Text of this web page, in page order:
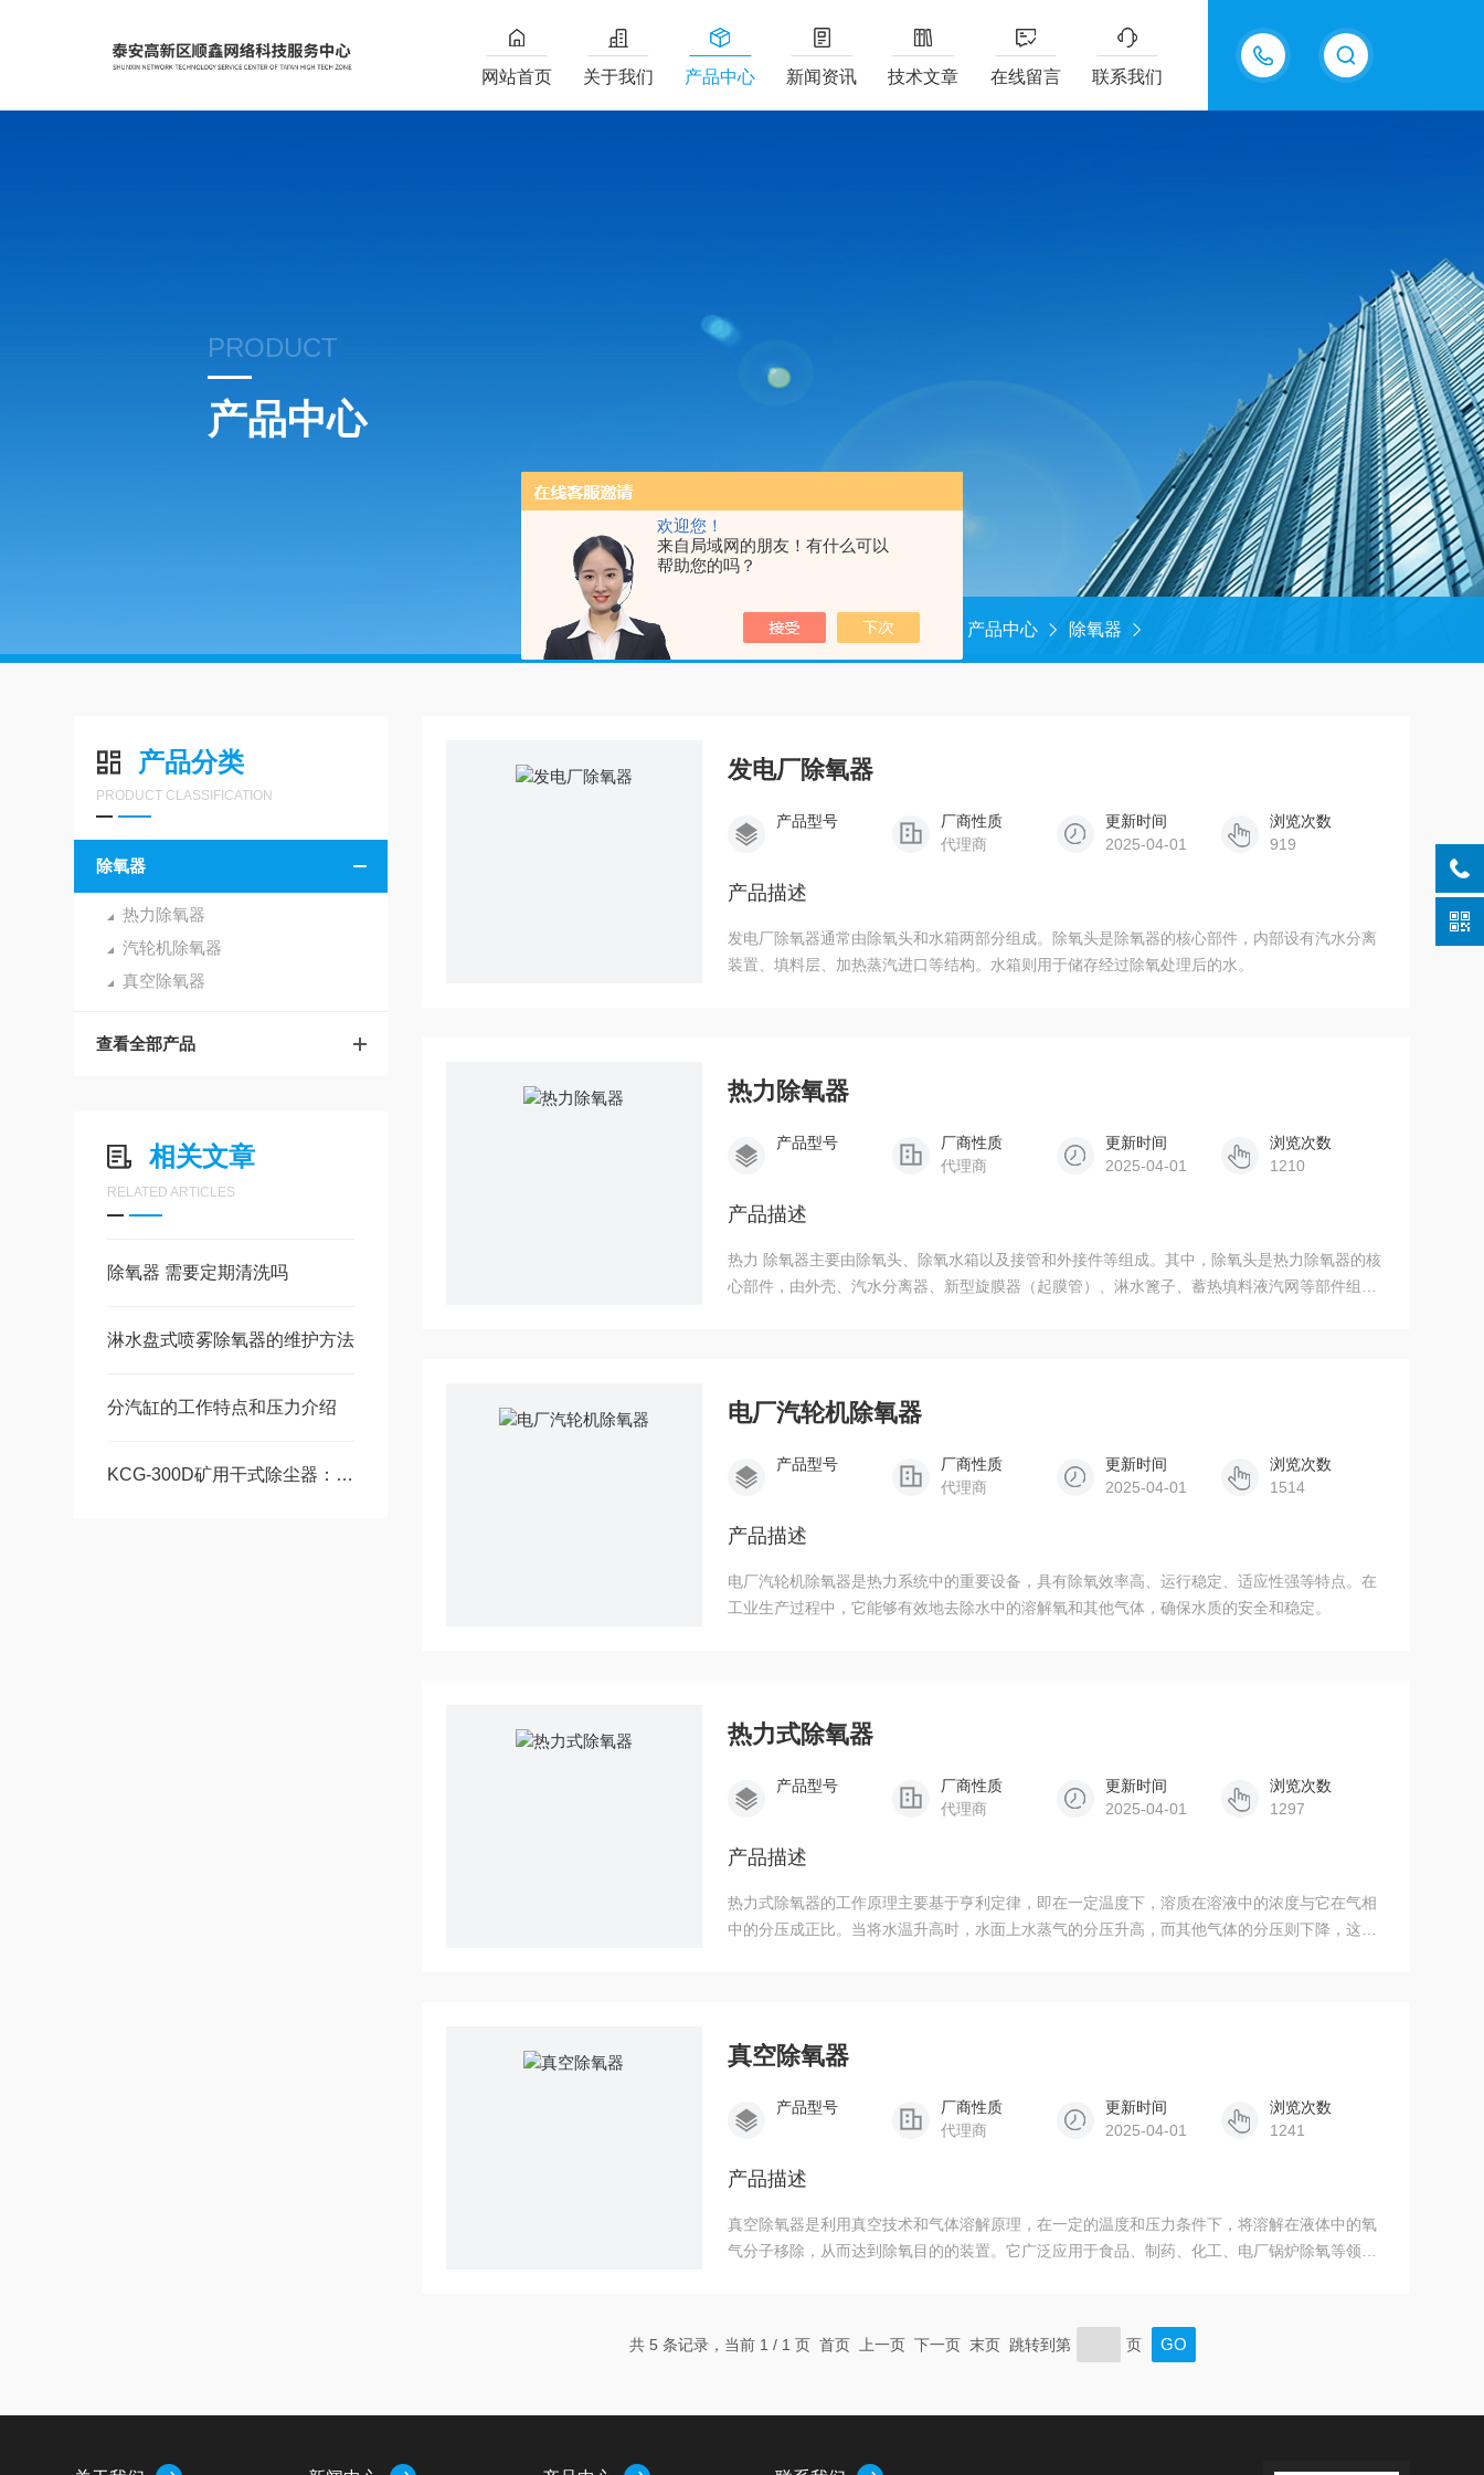
欢迎您！
来自局域网的朋友！有什么可以
帮助您的吗？
18605483306
网站首页 关于我们 产品中心 新闻资讯 技术文章 在线留言 联系我们
PRODUCT
产品中心
当前位置： 产品中心 除氧器
产品分类
PRODUCT CLASSIFICATION
除氧器
热力除氧器
汽轮机除氧器
真空除氧器
查看全部产品
相关文章
RELATED ARTICLES
除氧器 需要定期清洗吗
淋水盘式喷雾除氧器的维护方法
分汽缸的工作特点和压力介绍
KCG-300D矿用干式除尘器：技术参数与性能指标
发电厂除氧器
产品型号
厂商性质
代理商
更新时间
2025-04-01
浏览次数
919
产品描述
发电厂除氧器通常由除氧头和水箱两部分组成。除氧头是除氧器的核心部件，内部设有汽水分离
装置、填料层、加热蒸汽进口等结构。水箱则用于储存经过除氧处理后的水。
热力除氧器
产品型号
厂商性质
代理商
更新时间
2025-04-01
浏览次数
1210
产品描述
热力 除氧器主要由除氧头、除氧水箱以及接管和外接件等组成。其中，除氧头是热力除氧器的核
心部件，由外壳、汽水分离器、新型旋膜器（起膜管）、淋水篦子、蓄热填料液汽网等部件组
电厂汽轮机除氧器
产品型号
厂商性质
代理商
更新时间
2025-04-01
浏览次数
1514
产品描述
电厂汽轮机除氧器是热力系统中的重要设备，具有除氧效率高、运行稳定、适应性强等特点。在
工业生产过程中，它能够有效地去除水中的溶解氧和其他气体，确保水质的安全和稳定。
热力式除氧器
产品型号
厂商性质
代理商
更新时间
2025-04-01
浏览次数
1297
产品描述
热力式除氧器的工作原理主要基于亨利定律，即在一定温度下，溶质在溶液中的浓度与它在气相
中的分压成正比。当将水温升高时，水面上水蒸气的分压升高，而其他气体的分压则下降，这会
真空除氧器
产品型号
厂商性质
代理商
更新时间
2025-04-01
浏览次数
1241
产品描述
真空除氧器是利用真空技术和气体溶解原理，在一定的温度和压力条件下，将溶解在液体中的氧
气分子移除，从而达到除氧目的的装置。它广泛应用于食品、制药、化工、电厂锅炉除氧等领
共 5 条记录，当前 1 / 1 页 首页 上一页 下一页 末页 跳转到第 页